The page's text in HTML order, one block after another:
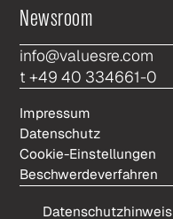
info@valuesre.com
t +49 40 334661-0
Impressum
Datenschutz
Cookie-Einstellungen
Beschwerdeverfahren
Datenschutzhinweis
Newsroom